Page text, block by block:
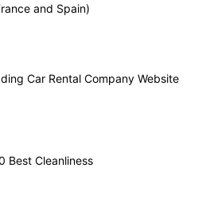
and Spain)
Car Rental Company Website
Best Cleanliness